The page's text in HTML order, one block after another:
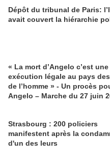
Dépôt du tribunal de Paris:
avait couvert la hiérarchie
« La mort d’Angelo c’est une
exécution légale au pays
de l’homme » - Un procès
Angelo – Marche du 27 juin
Strasbourg : 200 policiers
manifestent après la
d'un des leurs